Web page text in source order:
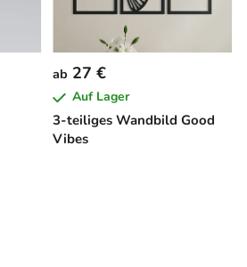
3-teiliges Wandbild Good
Vibes
ab 27 €
Auf Lager